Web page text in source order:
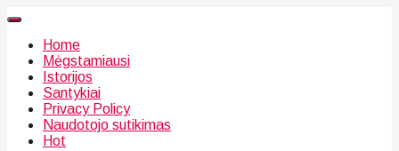
Home
Mėgstamiausi
Istorijos
Santykiai
Privacy Policy
Naudotojo sutikimas
Hot